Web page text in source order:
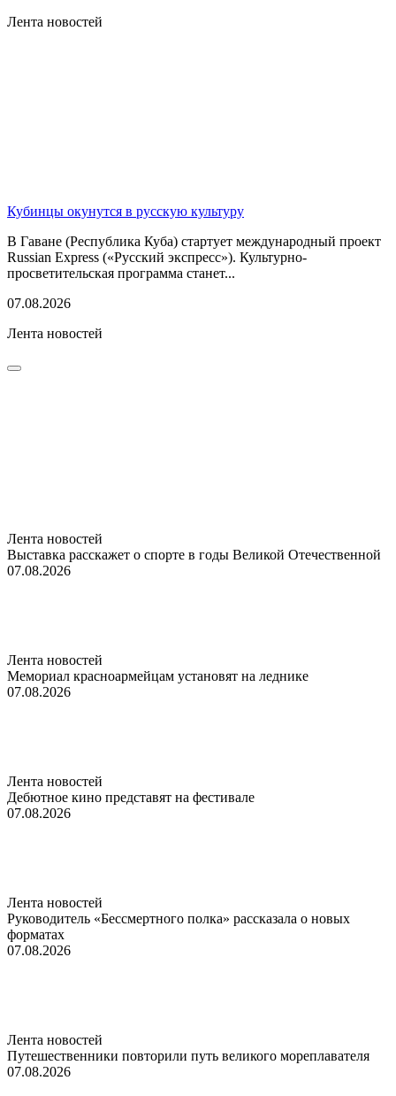
Лента новостей
Кубинцы окунутся в русскую культуру
В Гаване (Республика Куба) стартует международный проект
Russian Express («Русский экспресс»). Культурно-
просветительская программа станет...
07.08.2026
Лента новостей
Лента новостей
Выставка расскажет о спорте в годы Великой Отечественной
07.08.2026
Лента новостей
Мемориал красноармейцам установят на леднике
07.08.2026
Лента новостей
Дебютное кино представят на фестивале
07.08.2026
Лента новостей
Руководитель «Бессмертного полка» рассказала о новых
форматах
07.08.2026
Лента новостей
Путешественники повторили путь великого мореплавателя
07.08.2026